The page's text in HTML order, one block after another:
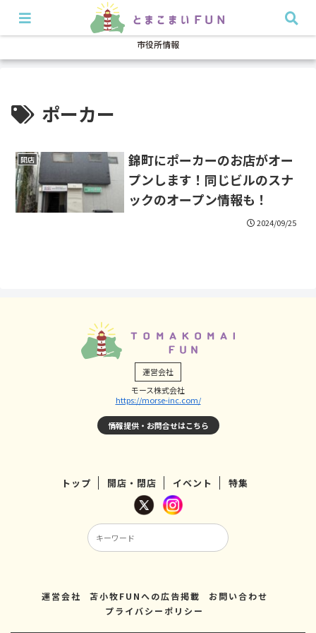
開店・閉店 イベント グルメ 特集 耳より
市役所情報
ポーカー
開店
錦町にポーカーのお店がオー
プンします！同じビルのスナ
ックのオープン情報も！
2024/09/25
運営会社
モース株式会社
https://morse-inc.com/
情報提供・お問合せはこちら
トップ 開店・閉店 イベント 特集
運営会社 苫小牧FUNへの広告掲載
お問い合わせ
プライバシーポリシー